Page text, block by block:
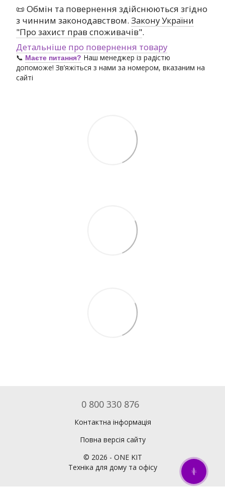
📜 Обмін та повернення здійснюються згідно
з чинним законодавством. Закону України
"Про захист прав споживачів".
Детальніше про повернення товару
📞 Маєте питання? Наш менеджер із радістю
допоможе! Зв’яжіться з нами за номером, вказаним на
сайті
0 800 330 876
Контактна інформація
Повна версія сайту
© 2026 - ONE KIT
Техніка для дому та офісу
ОНЛАЙН ЧАТ